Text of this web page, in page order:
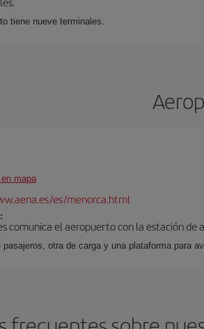
tiene nueve terminales.
mapa
es/menorca.html
comunica el aeropuerto con la estación
pasajeros, otra de carga y una plataforma para